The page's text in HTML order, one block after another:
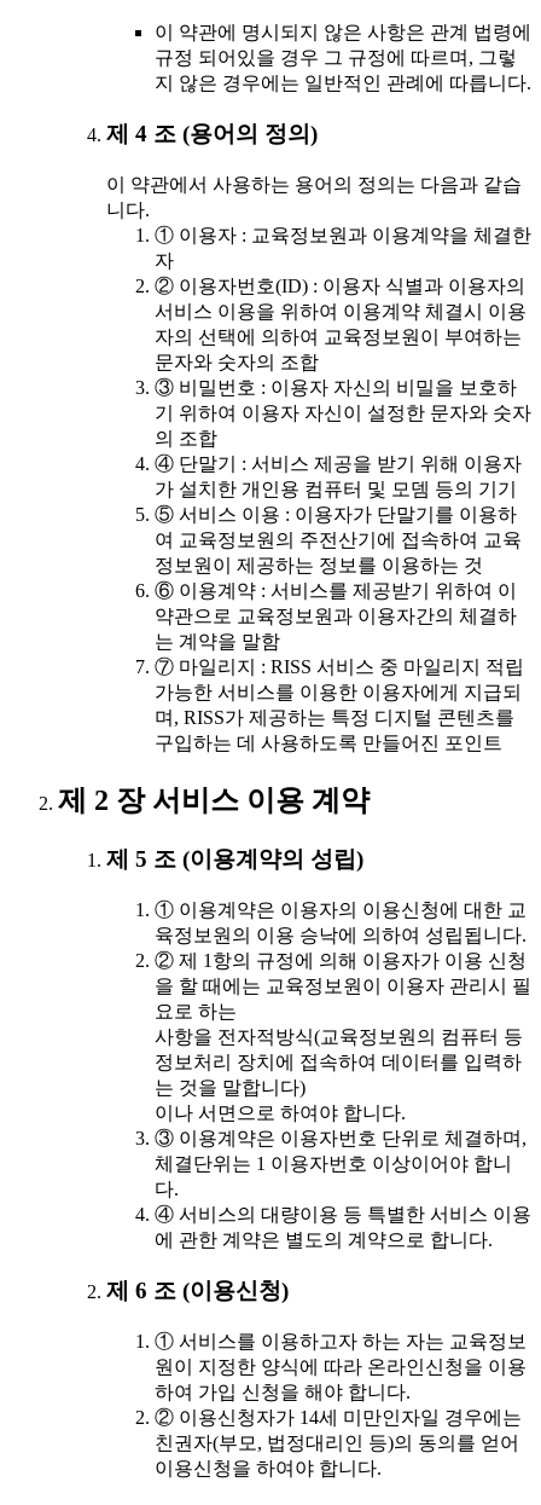
이 약관에 명시되지 않은 사항은 관계 법령에
규정 되어있을 경우 그 규정에 따르며, 그렇
지 않은 경우에는 일반적인 관례에 따릅니다.
제 4 조 (용어의 정의)
이 약관에서 사용하는 용어의 정의는 다음과 같습
니다.
① 이용자 : 교육정보원과 이용계약을 체결한
자
② 이용자번호(ID) : 이용자 식별과 이용자의
서비스 이용을 위하여 이용계약 체결시 이용
자의 선택에 의하여 교육정보원이 부여하는
문자와 숫자의 조합
③ 비밀번호 : 이용자 자신의 비밀을 보호하
기 위하여 이용자 자신이 설정한 문자와 숫자
의 조합
④ 단말기 : 서비스 제공을 받기 위해 이용자
가 설치한 개인용 컴퓨터 및 모뎀 등의 기기
⑤ 서비스 이용 : 이용자가 단말기를 이용하
여 교육정보원의 주전산기에 접속하여 교육
정보원이 제공하는 정보를 이용하는 것
⑥ 이용계약 : 서비스를 제공받기 위하여 이
약관으로 교육정보원과 이용자간의 체결하
는 계약을 말함
⑦ 마일리지 : RISS 서비스 중 마일리지 적립
가능한 서비스를 이용한 이용자에게 지급되
며, RISS가 제공하는 특정 디지털 콘텐츠를
구입하는 데 사용하도록 만들어진 포인트
제 2 장 서비스 이용 계약
제 5 조 (이용계약의 성립)
① 이용계약은 이용자의 이용신청에 대한 교
육정보원의 이용 승낙에 의하여 성립됩니다.
② 제 1항의 규정에 의해 이용자가 이용 신청
을 할 때에는 교육정보원이 이용자 관리시 필
요로 하는
사항을 전자적방식(교육정보원의 컴퓨터 등
정보처리 장치에 접속하여 데이터를 입력하
는 것을 말합니다)
이나 서면으로 하여야 합니다.
③ 이용계약은 이용자번호 단위로 체결하며,
체결단위는 1 이용자번호 이상이어야 합니
다.
④ 서비스의 대량이용 등 특별한 서비스 이용
에 관한 계약은 별도의 계약으로 합니다.
제 6 조 (이용신청)
① 서비스를 이용하고자 하는 자는 교육정보
원이 지정한 양식에 따라 온라인신청을 이용
하여 가입 신청을 해야 합니다.
② 이용신청자가 14세 미만인자일 경우에는
친권자(부모, 법정대리인 등)의 동의를 얻어
이용신청을 하여야 합니다.